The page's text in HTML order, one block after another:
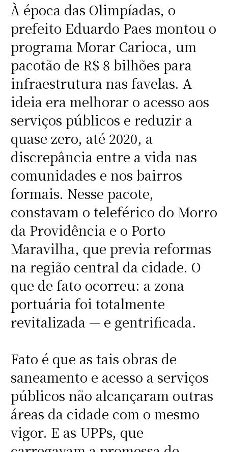
À época das Olimpíadas, o
prefeito Eduardo Paes montou o
programa Morar Carioca, um
pacotão de R$ 8 bilhões para
infraestrutura nas favelas. A
ideia era melhorar o acesso aos
serviços públicos e reduzir a
quase zero, até 2020, a
discrepância entre a vida nas
comunidades e nos bairros
formais. Nesse pacote,
constavam o teleférico do Morro
da Providência e o Porto
Maravilha, que previa reformas
na região central da cidade. O
que de fato ocorreu: a zona
portuária foi totalmente
revitalizada — e gentrificada.
Fato é que as tais obras de
saneamento e acesso a serviços
públicos não alcançaram outras
áreas da cidade com o mesmo
vigor. E as UPPs, que